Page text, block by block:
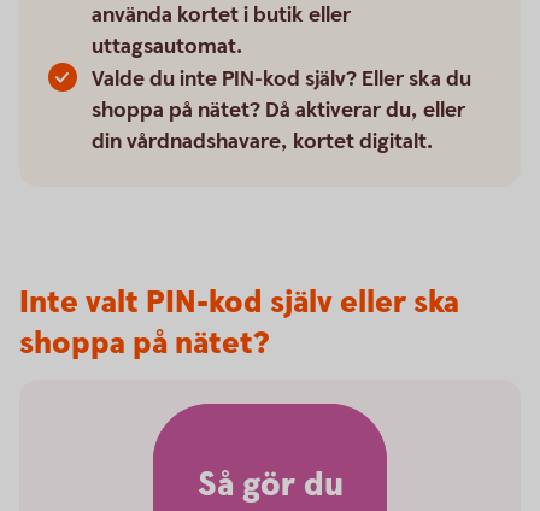
använda kortet i butik eller
uttagsautomat.
Valde du inte PIN-kod själv? Eller ska du
shoppa på nätet? Då aktiverar du, eller
din vårdnadshavare, kortet digitalt.
Inte valt PIN-kod själv eller ska
shoppa på nätet?
Så gör du